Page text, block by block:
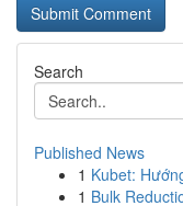
Search
Published News
1 Kubet:
1 Bulk